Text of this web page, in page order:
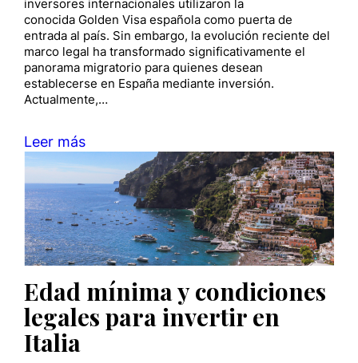
inversores internacionales utilizaron la
conocida Golden Visa española como puerta de
entrada al país. Sin embargo, la evolución reciente del
marco legal ha transformado significativamente el
panorama migratorio para quienes desean
establecerse en España mediante inversión.
Actualmente,…
Leer más
Edad mínima y condiciones
legales para invertir en
Italia